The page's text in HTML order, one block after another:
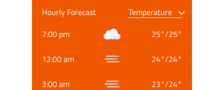
Hourly Forecast
7:00 pm
25°/25°
12:00 am 24°/24°
3:00 am 23°/24°